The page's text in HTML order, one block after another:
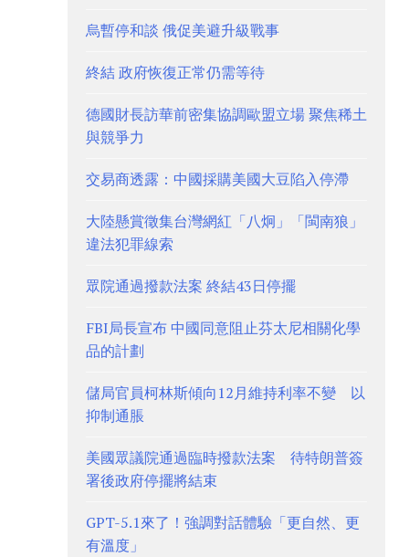
烏暫停和談 俄促美避升級戰事
終結 政府恢復正常仍需等待
德國財長訪華前密集協調歐盟立場 聚焦稀土
與競爭力
交易商透露：中國採購美國大豆陷入停滯
大陸懸賞徵集台灣網紅「八炯」「閩南狼」
違法犯罪線索
眾院通過撥款法案 終結43日停擺
FBI局長宣布 中國同意阻止芬太尼相關化學
品的計劃
儲局官員柯林斯傾向12月維持利率不變 以
抑制通脹
美國眾議院通過臨時撥款法案 待特朗普簽
署後政府停擺將結束
GPT-5.1來了！強調對話體驗「更自然、更
有溫度」